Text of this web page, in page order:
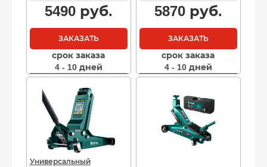
5490руб.
ЗАКАЗАТЬ
срок заказа
4 - 10 дней
5870руб.
ЗАКАЗАТЬ
срок заказа
4 - 10 дней
Универсальный